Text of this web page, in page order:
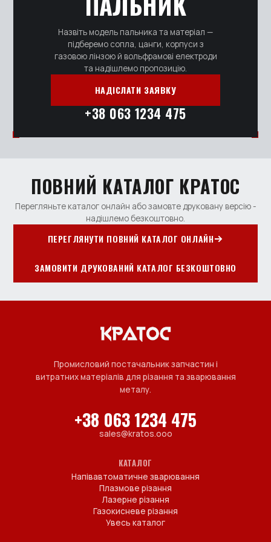
Назвіть модель пальника та матеріал —
підберемо сопла, цанги, корпуси з
газовою лінзою й вольфрамові електроди
та надішлемо пропозицію.
НАДІСЛАТИ ЗАЯВКУ
+38 063 1234 475
ПОВНИЙ КАТАЛОГ КРАТОС
Перегляньте каталог онлайн або замовте друковану версію -
надішлемо безкоштовно.
ПЕРЕГЛЯНУТИ ПОВНИЙ КАТАЛОГ ОНЛАЙН
ЗАМОВИТИ ДРУКОВАНИЙ КАТАЛОГ БЕЗКОШТОВНО
Промисловий постачальник запчастин і
витратних матеріалів для різання та зварювання
металу.
+38 063 1234 475
sales@kratos.ooo
КАТАЛОГ
Напівавтоматичне зварювання
Плазмове різання
Лазерне різання
Газокисневе різання
Увесь каталог